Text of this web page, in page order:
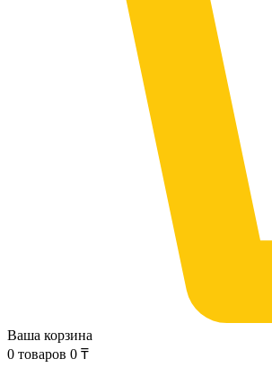
Ваша корзина
0 товаров 0 ₸